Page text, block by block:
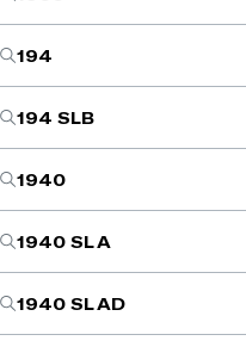
194
194 SLB
1940
1940 SL A
1940 SL AD